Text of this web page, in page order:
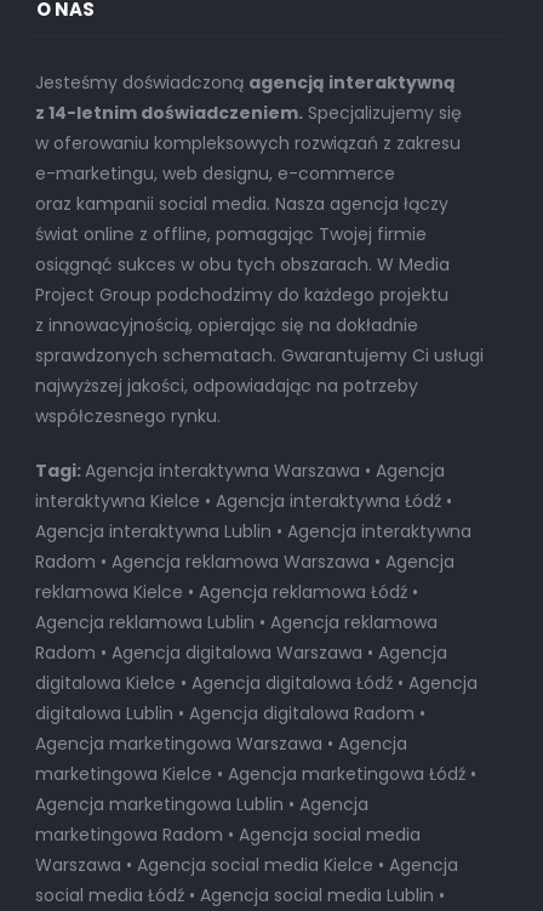
O NAS
Jesteśmy doświadczoną agencją interaktywną
z 14-letnim doświadczeniem.Specjalizujemy się
w oferowaniu kompleksowych rozwiązań z zakresu
e-marketingu, web designu, e-commerce
oraz kampanii social media. Nasza agencja łączy
świat online z offline, pomagając Twojej firmie
osiągnąć sukces w obu tych obszarach. W Media
Project Group podchodzimy do każdego projektu
z innowacyjnością, opierając się na dokładnie
sprawdzonych schematach. Gwarantujemy Ci usługi
najwyższej jakości, odpowiadając na potrzeby
współczesnego rynku.
Tagi:Agencja interaktywna Warszawa • Agencja
interaktywna Kielce • Agencja interaktywna Łódź •
Agencja interaktywna Lublin • Agencja interaktywna
Radom • Agencja reklamowa Warszawa • Agencja
reklamowa Kielce • Agencja reklamowa Łódź •
Agencja reklamowa Lublin • Agencja reklamowa
Radom • Agencja digitalowa Warszawa • Agencja
digitalowa Kielce • Agencja digitalowa Łódź • Agencja
digitalowa Lublin • Agencja digitalowa Radom •
Agencja marketingowa Warszawa • Agencja
marketingowa Kielce • Agencja marketingowa Łódź •
Agencja marketingowa Lublin • Agencja
marketingowa Radom • Agencja social media
Warszawa • Agencja social media Kielce • Agencja
social media Łódź • Agencja social media Lublin •